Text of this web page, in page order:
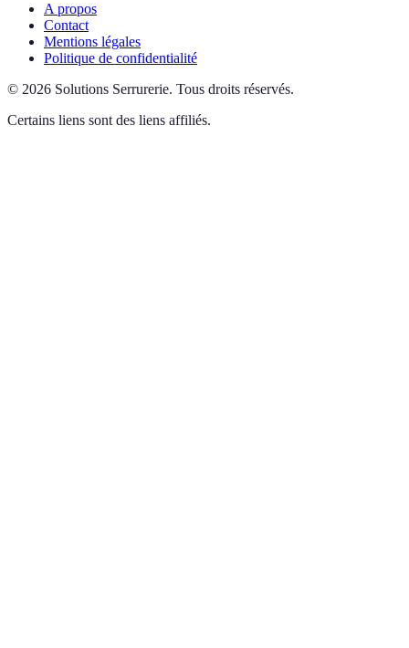
A propos
Contact
Mentions légales
Politique de confidentialité
© 2026 Solutions Serrurerie. Tous droits réservés.
Certains liens sont des liens affiliés.